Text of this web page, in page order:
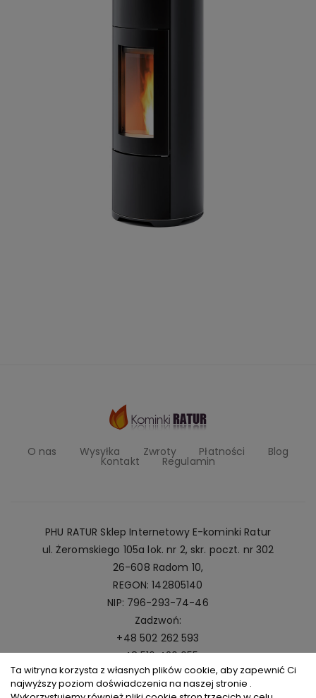
O nas Wysyłka Zwroty Płatności Blog
Kontakt Regulamin
PHU RATUR Sklep Internetowy E-kominki Ratur
ul. Żeromskiego 105a lok. nr 2, skr. poczt. nr 302
26-608 Radom 10,
REGON: 142805140
NIP: 796-293-74-46
Zadzwoń:
+48 502 262 593
+48 516 420 055
Napisz:
kominki@ratur.pl
Ta witryna korzysta z własnych plików cookie, aby zapewnić Ci
najwyższy poziom doświadczenia na naszej stronie .